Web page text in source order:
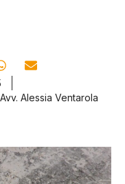
Alessia Ventarola